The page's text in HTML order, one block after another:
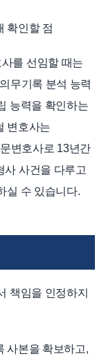
확인할 점
를 선임할 때는
무기록 분석 능력
능력을 확인하는
변호사는
변호사로 13년간
사 사건을 다루고
실 수 있습니다.
책임을 인정하지
사본을 확보하고,